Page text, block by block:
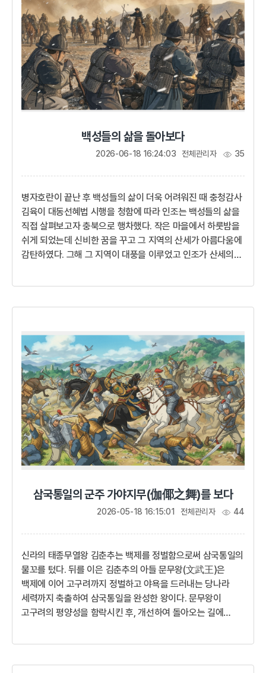
견훤은 신라 서라벌(경주...
백성들의 삶을 돌아보다
전체관리자 35
병자호란이 끝난 후 백성들의 삶이 더욱 어려워진 때 충청감사
김육이 대동선혜법 시행을 청함에 따라 인조는 백성들의 삶을
직접 살펴보고자 충북으로 행차했다. 작은 마을에서 하룻밤을
쉬게 되었는데 신비한 꿈을 꾸고 그 지역의 산세가 아름다움에
감탄하였다. 그해 그 지역이 대풍을 이루었고 인조가 산세의
황폐해진 민초들의 삶병자호란이 끝난 후 인조는 더욱 말이
적어졌다. 하루 종일 한마디도 하지 않을 때도 있어서 측근에서
모시는 궁녀들조차 그의...
2026-06-18 16:24:03
삼국통일의 군주 가야지무(伽倻之舞)를 보다
전체관리자 44
신라의 태종무열왕 김춘추는 백제를 정벌함으로써 삼국통일의
물꼬를 텄다. 뒤를 이은 김춘추의 아들 문무왕(文武王)은
백제에 이어 고구려까지 정벌하고 야욕을 드러내는 당나라
세력까지 축출하여 삼국통일을 완성한 왕이다. 문무왕이
고구려의 평양성을 함락시킨 후, 개선하여 돌아오는 길에
2026-05-18 16:15:01